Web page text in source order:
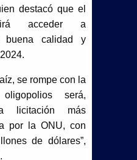
destacó que el
acceder a
buena calidad y
se rompe con la
será,
licitación más
por la ONU, con
de dólares”,